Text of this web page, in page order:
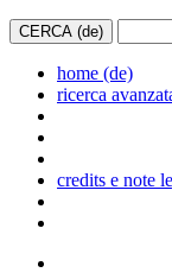
home (de)
ricerca
credits e note